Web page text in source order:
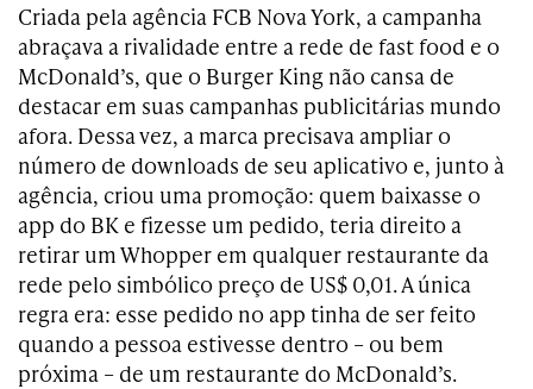
Criada pela agência FCB Nova York, a campanha
abraçava a rivalidade entre a rede de fast food e o
McDonald’s, que o Burger King não cansa de
destacar em suas campanhas publicitárias mundo
afora. Dessa vez, a marca precisava ampliar o
número de downloads de seu aplicativo e, junto à
agência, criou uma promoção: quem baixasse o
app do BK e fizesse um pedido, teria direito a
retirar um Whopper em qualquer restaurante da
rede pelo simbólico preço de US$ 0,01. A única
regra era: esse pedido no app tinha de ser feito
quando a pessoa estivesse dentro – ou bem
próxima – de um restaurante do McDonald’s.